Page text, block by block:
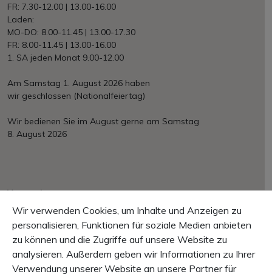
FR: 7.30-12.00 | 13.00-16.00
Laden:
MO-DO: 8.00-11.45 | 13.00-17.30
FR: 8.00-11.45 | 13.00-16.00
1. SA jeden Monat 9.00-12.00
Am Samstag 1. August 2026 haben
wir geschlossen (Nationalfeiertag)
Wir bedienen Sie im August gerne am Samstag
8. August 2026
Versand
Ab Fr. 150.– portofrei
EU/International nach Aufwand
Zahlung
Mastercard, VISA, PayPal, Rechnung, Vorkasse
Garantie
Wir verwenden Cookies, um Inhalte und Anzeigen zu
personalisieren, Funktionen für soziale Medien anbieten
zu können und die Zugriffe auf unsere Website zu
analysieren. Außerdem geben wir Informationen zu Ihrer
Verwendung unserer Website an unsere Partner für